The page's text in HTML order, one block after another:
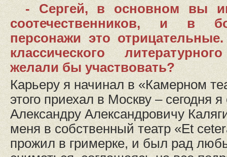
- Сергей, в основном вы
соотечественников, и в
персонажи это
классического
желали бы участвовать?
Карьеру я начинал в «Камерном
этого приехал в Москву – сегодня
Александру Александровичу
меня в собственный театр «Et
прожил в гримерке, и был рад